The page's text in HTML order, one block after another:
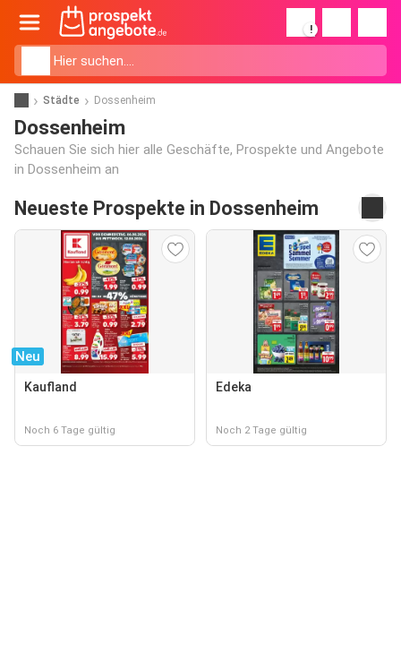
!
Städte Dossenheim
Dossenheim
Schauen Sie sich hier alle Geschäfte, Prospekte und Angebote
in Dossenheim an
Neueste Prospekte in Dossenheim
Neu
Kaufland
Noch 6 Tage gültig
Edeka
Noch 2 Tage gültig